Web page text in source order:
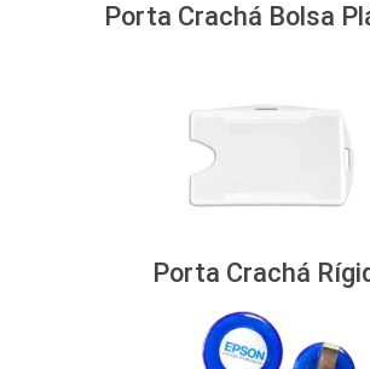
Porta Crachá Bolsa
Porta Crachá